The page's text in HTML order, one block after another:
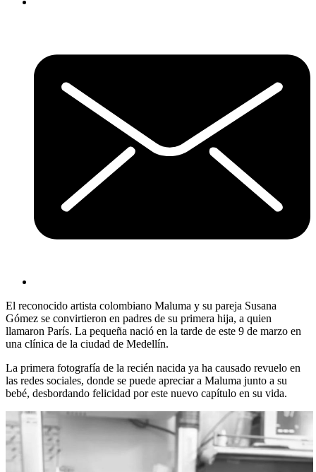
El reconocido artista colombiano Maluma y su pareja Susana
Gómez se convirtieron en padres de su primera hija, a quien
llamaron París. La pequeña nació en la tarde de este 9 de marzo en
una clínica de la ciudad de Medellín.
La primera fotografía de la recién nacida ya ha causado revuelo en
las redes sociales, donde se puede apreciar a Maluma junto a su
bebé, desbordando felicidad por este nuevo capítulo en su vida.